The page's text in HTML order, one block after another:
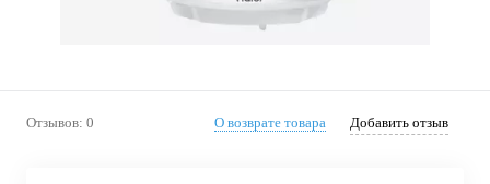
Отзывов: 0 О возврате товара Добавить отзыв